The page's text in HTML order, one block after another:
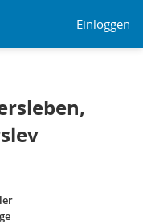
Einloggen